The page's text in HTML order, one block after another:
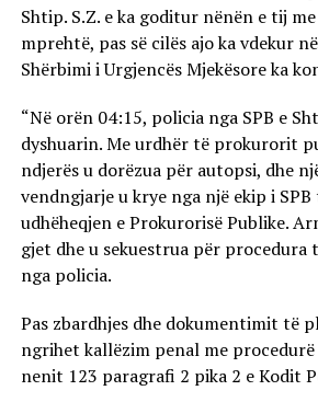
Shtip. S.Z. e ka goditur nënën e tij
mprehtë, pas së cilës ajo ka vdekur
Shërbimi i Urgjencës Mjekësore ka
“Në orën 04:15, policia nga SPB e
dyshuarin. Me urdhër të prokurorit
ndjerës u dorëzua për autopsi, dhe
vendngjarje u krye nga një ekip i
udhëheqjen e Prokurorisë Publike.
gjet dhe u sekuestrua për procedura
nga policia.
Pas zbardhjes dhe dokumentimit të
ngrihet kallëzim penal me
nenit 123 paragrafi 2 pika 2 e Kodit